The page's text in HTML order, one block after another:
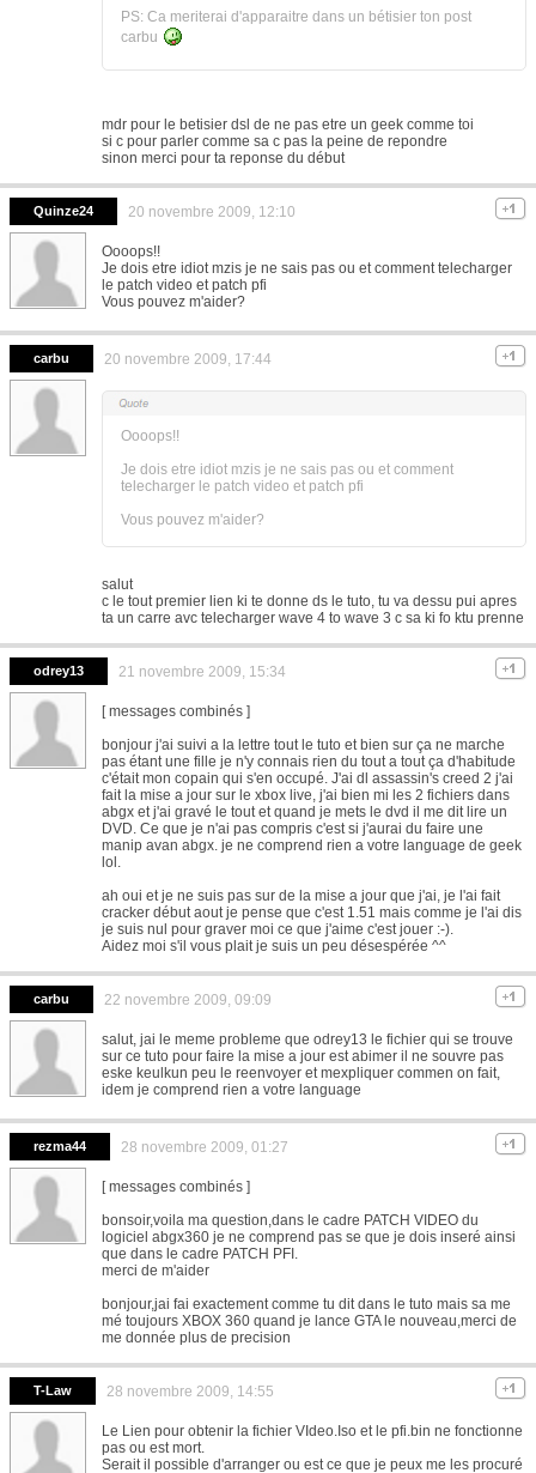
PS: Ca meriterai d'apparaitre dans un bétisier ton post
carbu
mdr pour le betisier dsl de ne pas etre un geek comme toi
si c pour parler comme sa c pas la peine de repondre
sinon merci pour ta reponse du début
Quinze24 20 novembre 2009, 12:10
Oooops!!
Je dois etre idiot mzis je ne sais pas ou et comment telecharger
le patch video et patch pfi
Vous pouvez m'aider?
carbu 20 novembre 2009, 17:44
Oooops!!
Je dois etre idiot mzis je ne sais pas ou et comment
telecharger le patch video et patch pfi
Vous pouvez m'aider?
salut
c le tout premier lien ki te donne ds le tuto, tu va dessu pui apres
ta un carre avc telecharger wave 4 to wave 3 c sa ki fo ktu prenne
odrey13 21 novembre 2009, 15:34
[ messages combinés ]
bonjour j'ai suivi a la lettre tout le tuto et bien sur ça ne marche
pas étant une fille je n'y connais rien du tout a tout ça d'habitude
c'était mon copain qui s'en occupé. J'ai dl assassin's creed 2 j'ai
fait la mise a jour sur le xbox live, j'ai bien mi les 2 fichiers dans
abgx et j'ai gravé le tout et quand je mets le dvd il me dit lire un
DVD. Ce que je n'ai pas compris c'est si j'aurai du faire une
manip avan abgx. je ne comprend rien a votre language de geek
lol.
ah oui et je ne suis pas sur de la mise a jour que j'ai, je l'ai fait
cracker début aout je pense que c'est 1.51 mais comme je l'ai dis
je suis nul pour graver moi ce que j'aime c'est jouer :-).
Aidez moi s'il vous plait je suis un peu désespérée ^^
carbu 22 novembre 2009, 09:09
salut, jai le meme probleme que odrey13 le fichier qui se trouve
sur ce tuto pour faire la mise a jour est abimer il ne souvre pas
eske keulkun peu le reenvoyer et mexpliquer commen on fait,
idem je comprend rien a votre language
rezma44 28 novembre 2009, 01:27
[ messages combinés ]
bonsoir,voila ma question,dans le cadre PATCH VIDEO du
logiciel abgx360 je ne comprend pas se que je dois inseré ainsi
que dans le cadre PATCH PFI.
merci de m'aider
bonjour,jai fai exactement comme tu dit dans le tuto mais sa me
mé toujours XBOX 360 quand je lance GTA le nouveau,merci de
me donnée plus de precision
T-Law 28 novembre 2009, 14:55
Le Lien pour obtenir la fichier VIdeo.Iso et le pfi.bin ne fonctionne
pas ou est mort.
Serait il possible d'arranger ou est ce que je peux me les procuré